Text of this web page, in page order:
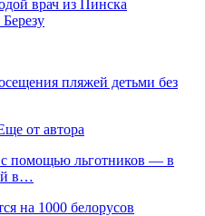
врач из Пинска
пляжей детьми без
от автора
помощью льготников — в
в…
на 1000 белорусов